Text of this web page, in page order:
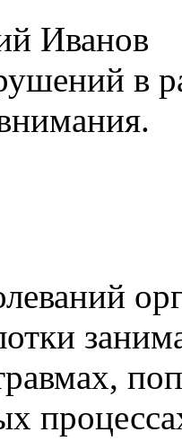
Иванов
в